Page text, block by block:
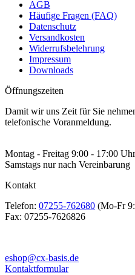
AGB
Häufige Fragen (FAQ)
Datenschutz
Versandkosten
Widerrufsbelehrung
Impressum
Downloads
Öffnungszeiten
Damit wir uns Zeit für Sie
telefonische Voranmeldung.
Montag - Freitag 9:00 - 17:00 Uhr
Samstags nur nach Vereinbarung
Kontakt
Telefon: 07255-762680 (Mo-Fr
Fax: 07255-7626826
eshop@cx-basis.de
Kontaktformular